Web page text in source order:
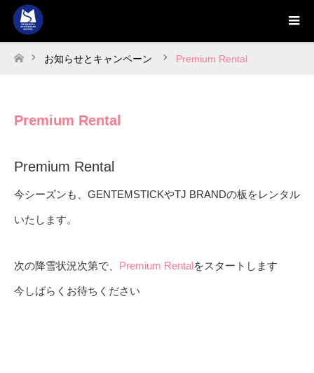
ホーム
お知らせとキャンペーン Premium Rental
Premium Rental
Premium Rental
今シーズンも、GENTEMSTICKやTJ BRANDの板をレンタル
いたします。
次の降雪状況次第で、 Premium Rentalをスタートします
今しばらくお待ちください